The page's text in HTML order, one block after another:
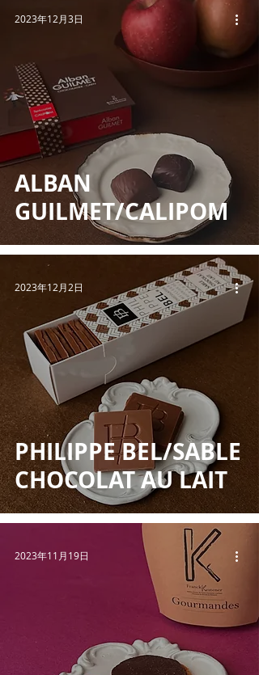
ALBAN
GUILMET/CALIPOM
2023年12月3日
PHILIPPE BEL/SABLE
CHOCOLAT AU LAIT
2023年12月2日
2023年11月19日